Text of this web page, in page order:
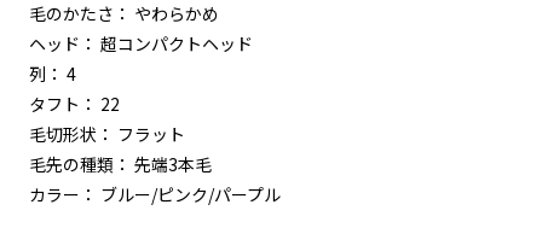
毛のかたさ： やわらかめ
ヘッド： 超コンパクトヘッド
列： 4
タフト： 22
毛切形状： フラット
毛先の種類： 先端3本毛
カラー： ブルー/ピンク/パープル